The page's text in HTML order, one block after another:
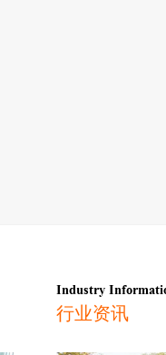
Industry
行业资讯